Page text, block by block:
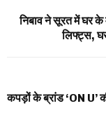
निबाव ने सूरत में घर के
लिफ्ट्स,
कपड़ों के ब्रांड ‘ON U’